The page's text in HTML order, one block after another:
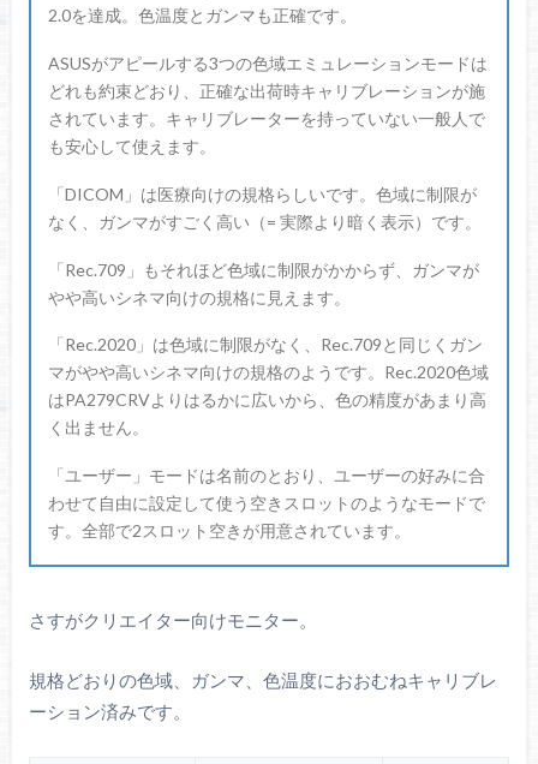
初心者もち
2.0を達成。色温度とガンマも正確です。
ASUSがアピールする3つの色域エミュレーションモードは
どれも約束どおり、正確な出荷時キャリブレーションが施
されています。キャリブレーターを持っていない一般人で
も安心して使えます。
「DICOM」は医療向けの規格らしいです。色域に制限が
なく、ガンマがすごく高い（= 実際より暗く表示）です。
「Rec.709」もそれほど色域に制限がかからず、ガンマが
やや高いシネマ向けの規格に見えます。
「Rec.2020」は色域に制限がなく、Rec.709と同じくガン
マがやや高いシネマ向けの規格のようです。Rec.2020色域
はPA279CRVよりはるかに広いから、色の精度があまり高
く出ません。
「ユーザー」モードは名前のとおり、ユーザーの好みに合
わせて自由に設定して使う空きスロットのようなモードで
す。全部で2スロット空きが用意されています。
さすがクリエイター向けモニター。
規格どおりの色域、ガンマ、色温度におおむねキャリブレ
ーション済みです。